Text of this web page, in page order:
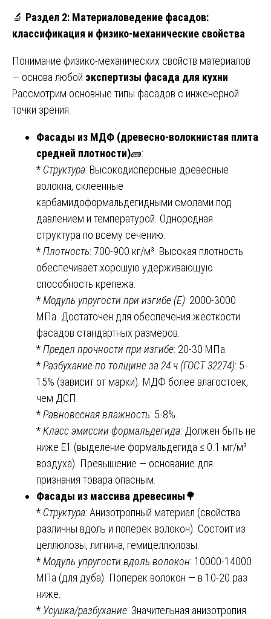
🔬 Раздел 2: Материаловедение фасадов:
классификация и физико-механические свойства
Понимание физико-механических свойств материалов
— основа любой экспертизы фасада для кухни
Рассмотрим основные типы фасадов с инженерной
точки зрения.
Фасады из МДФ (древесно-волокнистая плита
средней плотности)🧱:
* Структура: Высокодисперсные древесные
волокна, склеенные
карбамидоформальдегидными смолами под
давлением и температурой. Однородная
структура по всему сечению.
*Плотность: 700-900 кг/м³. Высокая плотность
обеспечивает хорошую удерживающую
способность крепежа.
*Модуль упругости при изгибе (E): 2000-3000
МПа. Достаточен для обеспечения жесткости
фасадов стандартных размеров.
*Предел прочности при изгибе: 20-30 МПа.
*Разбухание по толщине за 24 ч (ГОСТ 32274): 5-
15% (зависит от марки). МДФ более влагостоек,
чем ДСП.
*Равновесная влажность: 5-8%.
*Класс эмиссии формальдегида: Должен быть не
ниже Е1 (выделение формальдегида ≤ 0.1 мг/м³
воздуха). Превышение — основание для
признания товара опасным.
Фасады из массива древесины🌳:
* Структура: Анизотропный материал (свойства
различны вдоль и поперек волокон). Состоит из
целлюлозы, лигнина, гемицеллюлозы.
*Модуль упругости вдоль волокон: 10000-14000
МПа (для дуба). Поперек волокон — в 10-20 раз
ниже.
* Усушка/разбухание: Значительная анизотропия